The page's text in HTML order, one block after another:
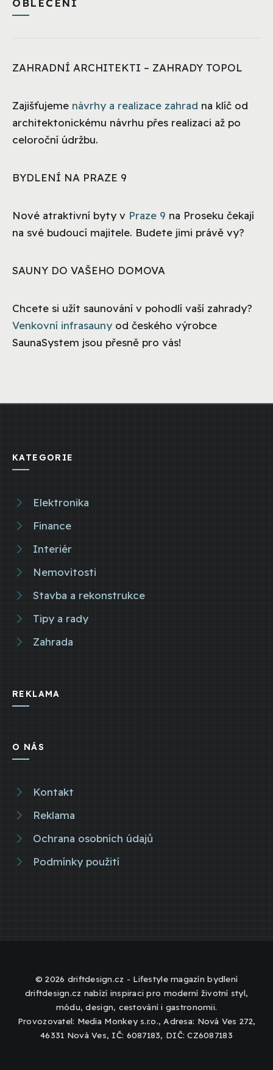
OBLEČENÍ
ZAHRADNÍ ARCHITEKTI – ZAHRADY TOPOL
Zajišťujeme návrhy a realizace zahrad na klíč od
architektonickému návrhu přes realizaci až po
celoroční údržbu.
BYDLENÍ NA PRAZE 9
Nové atraktivní byty v Praze 9 na Proseku čekají
na své budoucí majitele. Budete jimi právě vy?
SAUNY DO VAŠEHO DOMOVA
Chcete si užít saunování v pohodlí vaší zahrady?
Venkovní infrasauny od českého výrobce
SaunaSystem jsou přesně pro vás!
KATEGORIE
Elektronika
Finance
Interiér
Nemovitosti
Stavba a rekonstrukce
Tipy a rady
Zahrada
REKLAMA
O NÁS
Kontakt
Reklama
Ochrana osobních údajů
Podmínky použití
© 2026 driftdesign.cz - Lifestyle magazín bydlení
driftdesign.cz nabízí inspiraci pro moderní životní styl,
módu, design, cestování i gastronomii.
Provozovatel: Media Monkey s.r.o., Adresa: Nová Ves 272,
46331 Nová Ves, IČ: 6087183, DIČ: CZ6087183